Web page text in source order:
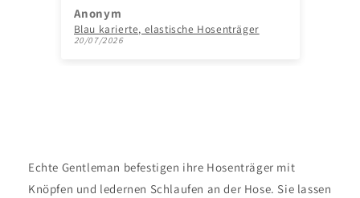
Anonym
Blau karierte, elastische Hosenträger
20/07/2026
Echte Gentleman befestigen ihre Hosenträger mit
Knöpfen und ledernen Schlaufen an der Hose. Sie lassen